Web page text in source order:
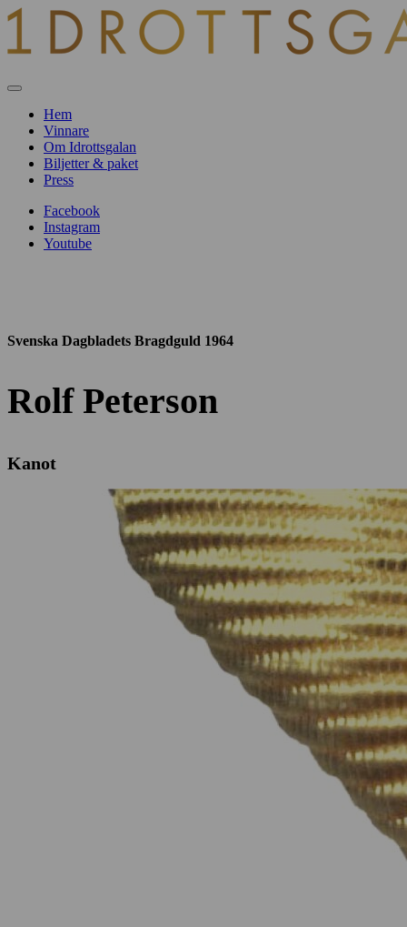
Hem
Vinnare
Om Idrottsgalan
Biljetter & paket
Press
Facebook
Instagram
Youtube
Svenska Dagbladets Bragdguld 1964
Rolf Peterson
Kanot